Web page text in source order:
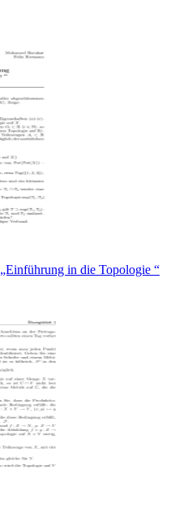
in die Topologie “